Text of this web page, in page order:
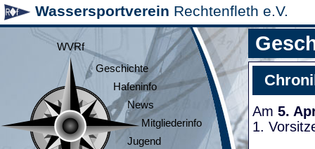
Wassersportverein Rechtenfleth e.V.
WVRf
Geschichte
Hafeninfo
News
Mitgliederinfo
Jugend
Am 5.
1.